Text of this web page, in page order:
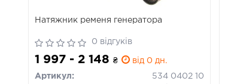
Натяжник ременя генератора
0 відгуків
1 997 - 2 148 ₴ від 0 дн.
Артикул:
534 0402 10